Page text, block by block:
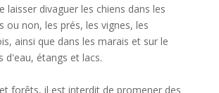
laisser divaguer les chiens dans les
ou non, les prés, les vignes, les
ainsi que dans les marais et sur le
d'eau, étangs et lacs.
forêts, il est interdit de promener des